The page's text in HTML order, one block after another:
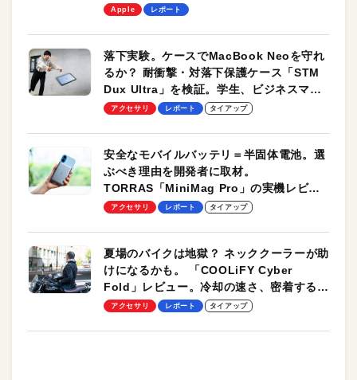
します！
Apple レポート
落下実験。ケースでMacBook Neoを守れ
るか？ 耐衝撃・対落下保護ケース「STM
Dux Ultra」を検証。学生、ビジネスマン
のモバイルユースに最適！
アクセサリ レポート タイアップ
安全なモバイルバッテリ＝半固体電池。選
ぶべき理由を開発者に取材。
TORRAS「MiniMag Pro」の実機レビュ
ーも
アクセサリ レポート タイアップ
夏場のバイクは地獄？ ネッククーラーが助
けになるかも。 「COOLiFY Cyber
Fold」レビュー。冷却の速さ、密着する冷
却プレート、シンプルな操作性がグッド！
アクセサリ レポート タイアップ